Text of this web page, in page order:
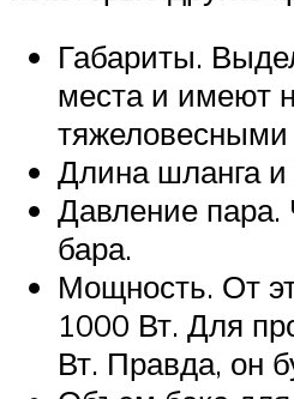
Габариты.
места и имеют
Длина шланга
Давление пара.
бара.
Мощность. От
1000 Вт. Для
Вт. Правда, он